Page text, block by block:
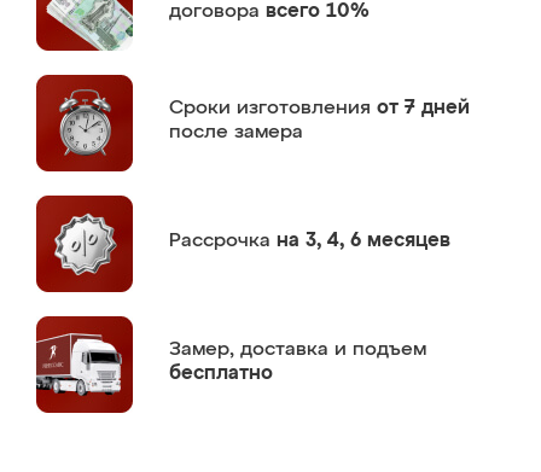
договора всего 10%
Сроки изготовления от 7 дней
после замера
Рассрочка на 3, 4, 6 месяцев
Замер, доставка и подъем
бесплатно